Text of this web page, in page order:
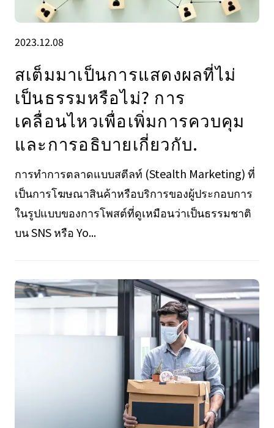
2023.12.08
สเต็มมาเป็นการแสดงผลที่ไม่
เป็นธรรมหรือไม่? การ
เคลื่อนไหวเพื่อเพิ่มการควบคุม
และการอธิบายเกี่ยวกับ.
การทำการตลาดแบบสตีลท์ (Stealth Marketing) ที่
เป็นการโฆษณาสินค้าหรือบริการของผู้ประกอบการ
ในรูปแบบของการโพสต์ที่ดูเหมือนว่าเป็นธรรมชาติ
บน SNS หรือ Yo...